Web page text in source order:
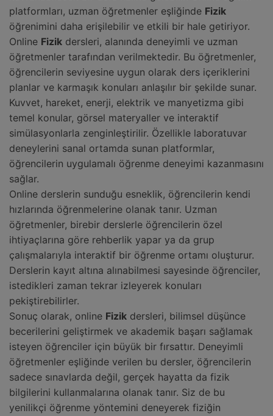
platformları, uzman öğretmenler eşliğinde Fizik
öğrenimini daha erişilebilir ve etkili bir hale getiriyor.
Online Fizik dersleri, alanında deneyimli ve uzman
öğretmenler tarafından verilmektedir. Bu öğretmenler,
öğrencilerin seviyesine uygun olarak ders içeriklerini
planlar ve karmaşık konuları anlaşılır bir şekilde sunar.
Kuvvet, hareket, enerji, elektrik ve manyetizma gibi
temel konular, görsel materyaller ve interaktif
simülasyonlarla zenginleştirilir. Özellikle laboratuvar
deneylerini sanal ortamda sunan platformlar,
öğrencilerin uygulamalı öğrenme deneyimi kazanmasını
sağlar.
Online derslerin sunduğu esneklik, öğrencilerin kendi
hızlarında öğrenmelerine olanak tanır. Uzman
öğretmenler, birebir derslerle öğrencilerin özel
ihtiyaçlarına göre rehberlik yapar ya da grup
çalışmalarıyla interaktif bir öğrenme ortamı oluşturur.
Derslerin kayıt altına alınabilmesi sayesinde öğrenciler,
istedikleri zaman tekrar izleyerek konuları
pekiştirebilirler.
Sonuç olarak, online Fizik dersleri, bilimsel düşünce
becerilerini geliştirmek ve akademik başarı sağlamak
isteyen öğrenciler için büyük bir fırsattır. Deneyimli
öğretmenler eşliğinde verilen bu dersler, öğrencilerin
sadece sınavlarda değil, gerçek hayatta da fizik
bilgilerini kullanmalarına olanak tanır. Siz de bu
yenilikçi öğrenme yöntemini deneyerek fiziğin